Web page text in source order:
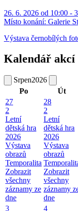
26. 6. 2026 od 10:00 -
Místo konání: Galerie
Výstava černobílých
Kalendář akcí
Srpen2026
Po
Út
27
2
Letní
dětská hra
2026
Výstava
obrazů
Temporalita
Zobrazit
všechny
záznamy ze
dne
28
2
Letní
dětská hra
2026
Výstava
obrazů
Zobrazit
všechny
záznamy
dne
3
4